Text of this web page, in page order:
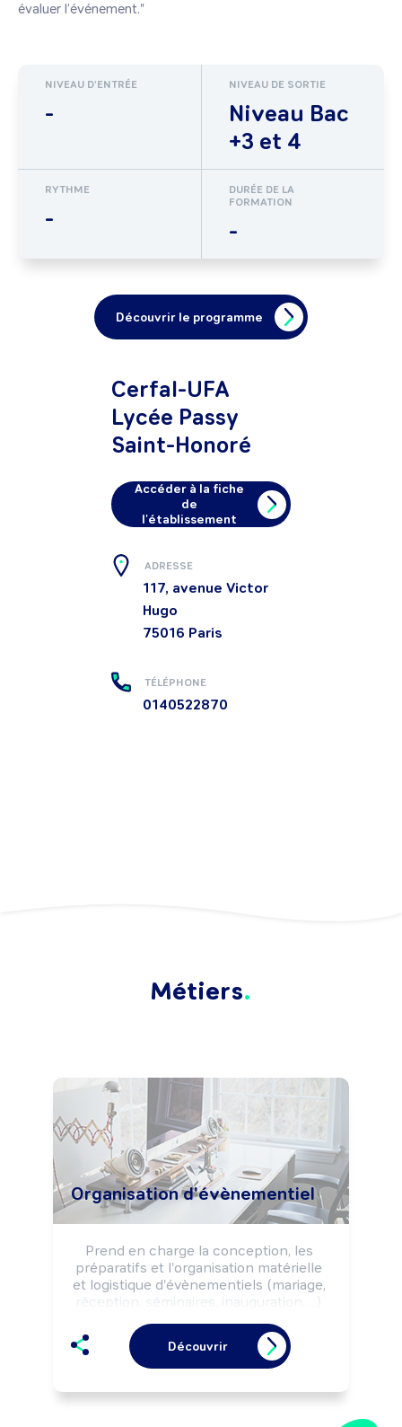
évaluer l’événement."
NIVEAU D'ENTRÉE
-
NIVEAU DE SORTIE
Niveau Bac
+3 et 4
RYTHME
-
DURÉE DE LA
FORMATION
-
Découvrir le programme
Cerfal-UFA
Lycée Passy
Saint-Honoré
Accéder à la fiche
de
l'établissement
ADRESSE
117, avenue Victor
Hugo
75016 Paris
TÉLÉPHONE
0140522870
Métiers
Organisation d'évènementiel
Prend en charge la conception, les
préparatifs et l'organisation matérielle
et logistique d'évènementiels (mariage,
réception, séminaires, inauguration, ...)
à des particuliers ou des
professionnels.
Découvrir